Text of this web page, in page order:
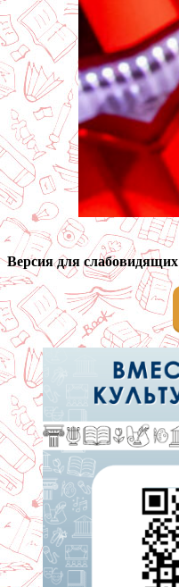
Версия для слабовидящих